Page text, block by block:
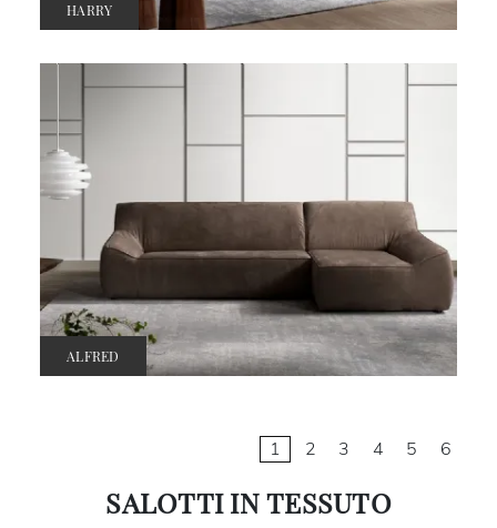
HARRY
ALFRED
1 2 3 4 5 6
SALOTTI IN TESSUTO